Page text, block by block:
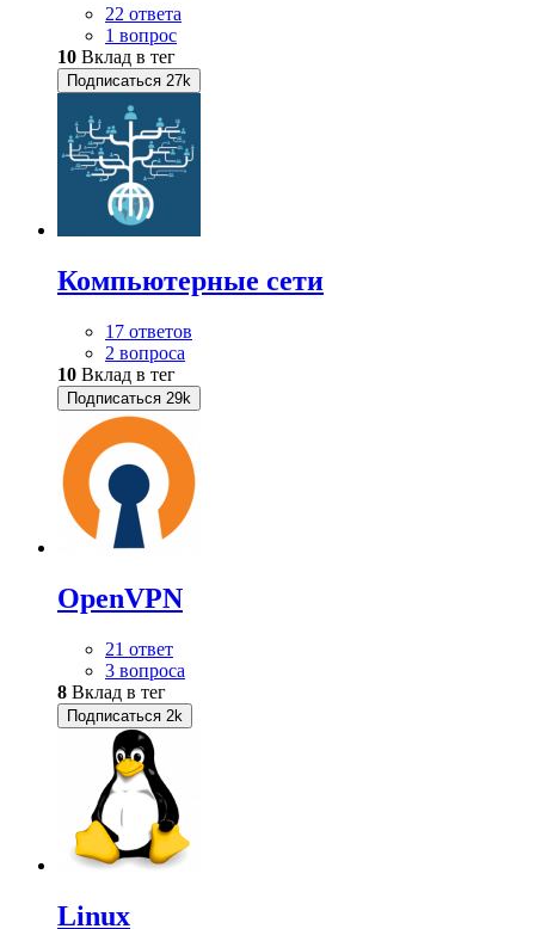
22 ответа
1 вопрос
10 Вклад в тег
Подписаться 27k
Компьютерные сети
17 ответов
2 вопроса
10 Вклад в тег
Подписаться 29k
OpenVPN
21 ответ
3 вопроса
8 Вклад в тег
Подписаться 2k
Linux